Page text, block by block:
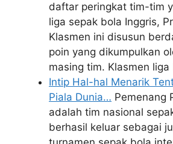
daftar peringkat tim-tim
liga sepak bola Inggris,
Klasmen ini disusun
poin yang dikumpulkan
masing tim. Klasmen
Intip Hal-hal Menarik
Piala Dunia… Pemenang
adalah tim nasional
berhasil keluar sebagai